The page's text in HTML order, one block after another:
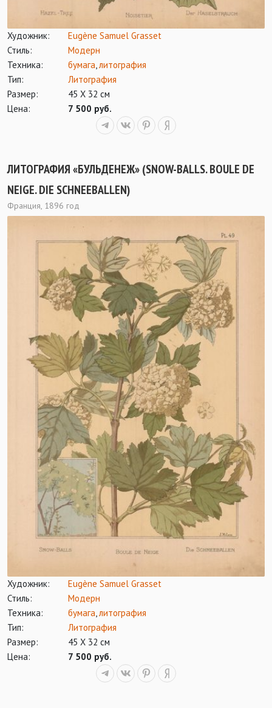
Художник:
Eugène Samuel Grasset
Стиль:
Модерн
Техника:
бумага,литография
Тип:
Литография
Размер:
45 Х 32 см
Цена:
7 500 руб.
ЛИТОГРАФИЯ «БУЛЬДЕНЕЖ» (SNOW-BALLS. BOULE DE
NEIGE. DIE SCHNEEBALLEN)
Франция, 1896 год
Художник:
Eugène Samuel Grasset
Стиль:
Модерн
Техника:
бумага литография
Тип:
Литография
Размер:
45 Х 32 см
Цена:
7 500 руб.